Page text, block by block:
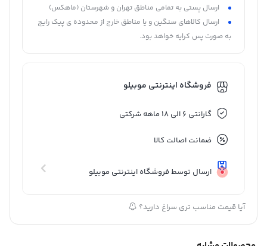
ارسال پستی به تمامی مناطق تهران و شهرستان (ماهکس)
ارسال کالاهای سنگین و یا مناطق خارج از محدوده ی پیک رایج
به صورت پس کرایه خواهد بود.
فروشگاه اینترنتی موبیلو
گارانتی 6 الی 18 ماهه شرکتی
ضمانت اصالت کالا
ارسال توسط فروشگاه اینترنتی موبیلو
آیا قیمت مناسب تری سراغ دارید؟